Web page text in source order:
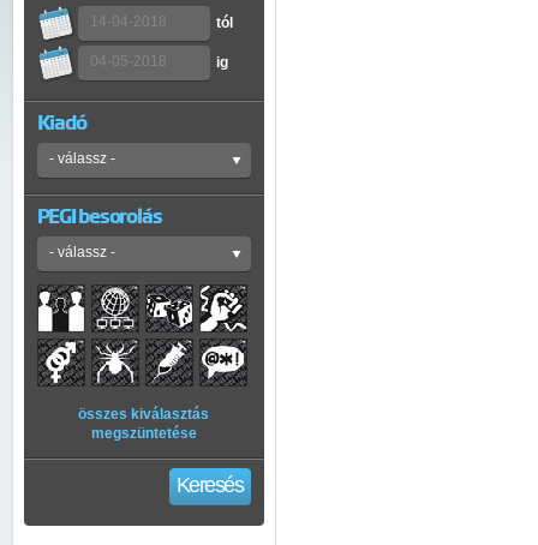
tól
ig
Kiadó
PEGI besorolás
összes kiválasztás
megszüntetése
Keresés